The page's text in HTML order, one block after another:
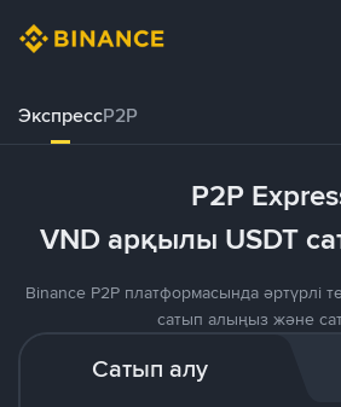
ЭкспрессP2P
P2P
VND арқылы USDT
Binance P2P платформасында әртүрлі
сатып алыңыз және
Сатып алу